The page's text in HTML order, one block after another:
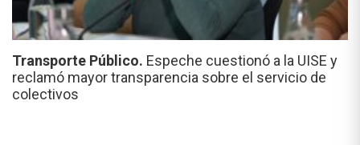
Transporte Público. Espeche cuestionó a la UISE y
reclamó mayor transparencia sobre el servicio de
colectivos